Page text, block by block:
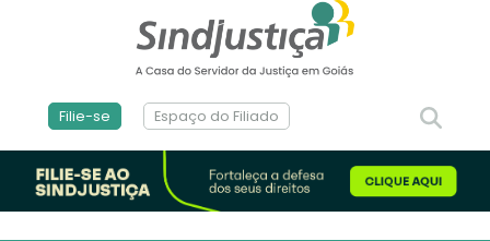
Filie-se Espaço do Filiado